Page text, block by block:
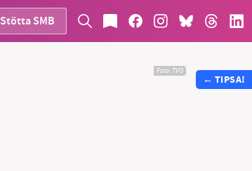
Stötta SMB
Foto: TVO
← TIPSA!